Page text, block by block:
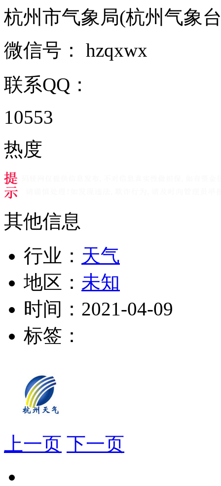
杭州市气象局(杭州气象
微信号： hzqxwx
联系QQ：
10553
热度
其他信息
行业： 天气
地区： 未知
时间： 2021-04-09
标签：
上一页 下一页